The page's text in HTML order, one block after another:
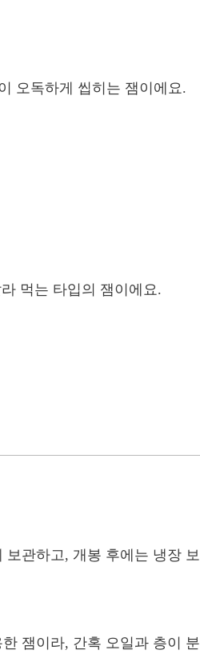
오독하게 씹히는 잼이에요.
먹는 타입의 잼이에요.
보관하고, 개봉 후에는 냉장
잼이라, 간혹 오일과 층이